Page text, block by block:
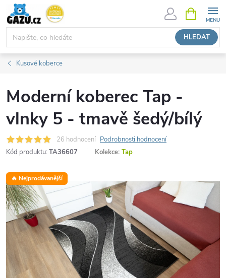
Přejít
obsah
HLEDAT
NÁKUPNÍ
KOŠÍK
Kusové koberce
Moderní koberec Tap -
vlnky 5 - tmavě šedý/bílý
26 hodnocení Podrobnosti hodnocení
Kód produktu: TA36607 Kolekce: Tap
🔥 Nejprodávanější